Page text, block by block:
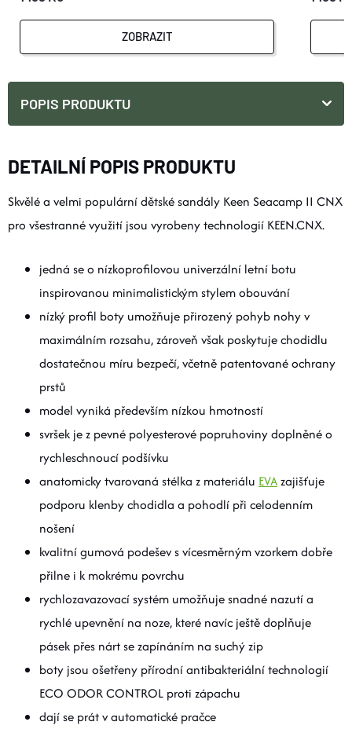
ZOBRAZIT
POPIS PRODUKTU
DETAILNÍ POPIS PRODUKTU
Skvělé a velmi populární dětské sandály Keen Seacamp II CNX
pro všestranné využití jsou vyrobeny technologií KEEN.CNX.
jedná se o nízkoprofilovou univerzální letní botu
inspirovanou minimalistickým stylem obouvání
nízký profil boty umožňuje přirozený pohyb nohy v
maximálním rozsahu, zároveň však poskytuje chodidlu
dostatečnou míru bezpečí, včetně patentované ochrany
prstů
model vyniká především nízkou hmotností
svršek je z pevné polyesterové popruhoviny doplněné o
rychleschnoucí podšívku
anatomicky tvarovaná stélka z materiálu EVAzajišťuje
podporu klenby chodidla a pohodlí při celodenním
nošení
kvalitní gumová podešev s vícesměrným vzorkem dobře
přilne i k mokrému povrchu
rychlozavazovací systém umožňuje snadné nazutí a
rychlé upevnění na noze, které navíc ještě doplňuje
pásek přes nárt se zapínáním na suchý zip
boty jsou ošetřeny přírodní antibakteriální technologií
ECO ODOR CONTROL proti zápachu
dají se prát v automatické pračce